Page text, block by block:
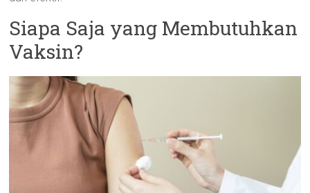
Siapa Saja yang Membutuhkan
Vaksin?